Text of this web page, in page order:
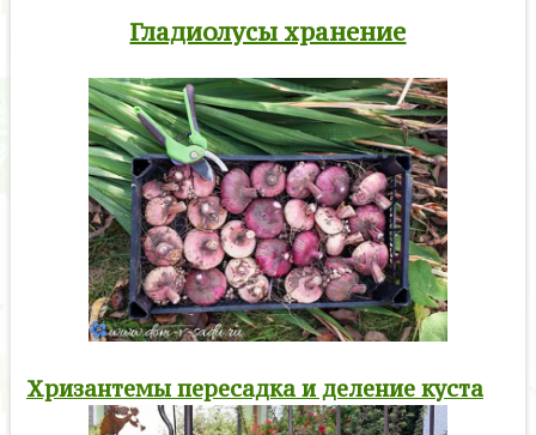
Гладиолусы хранение
Хризантемы пересадка и деление куста